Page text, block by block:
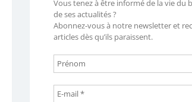
Vous tenez à être informé de la vie du
de ses actualités ?
Abonnez-vous à notre newsletter et
articles dès qu’ils paraissent.